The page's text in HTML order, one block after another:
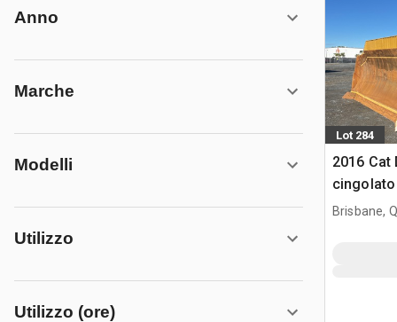
Anno
Marche
Modelli
Utilizzo
Utilizzo (ore)
Lot 284
2016 Cat
cingolato
Brisbane,